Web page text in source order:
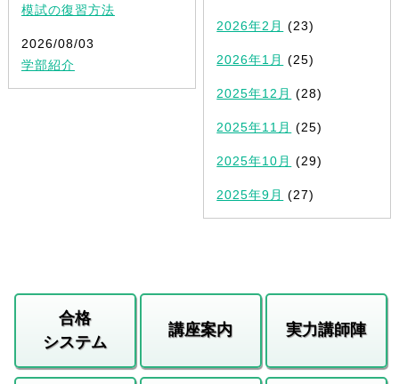
模試の復習方法
2026/08/03
学部紹介
2026年2月 (23)
2026年1月 (25)
2025年12月 (28)
2025年11月 (25)
2025年10月 (29)
2025年9月 (27)
合格
システム
講座案内 実力講師陣